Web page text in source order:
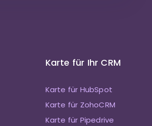
Karte für Ihr CRM
Karte für HubSpot
Karte für ZohoCRM
Karte für Pipedrive